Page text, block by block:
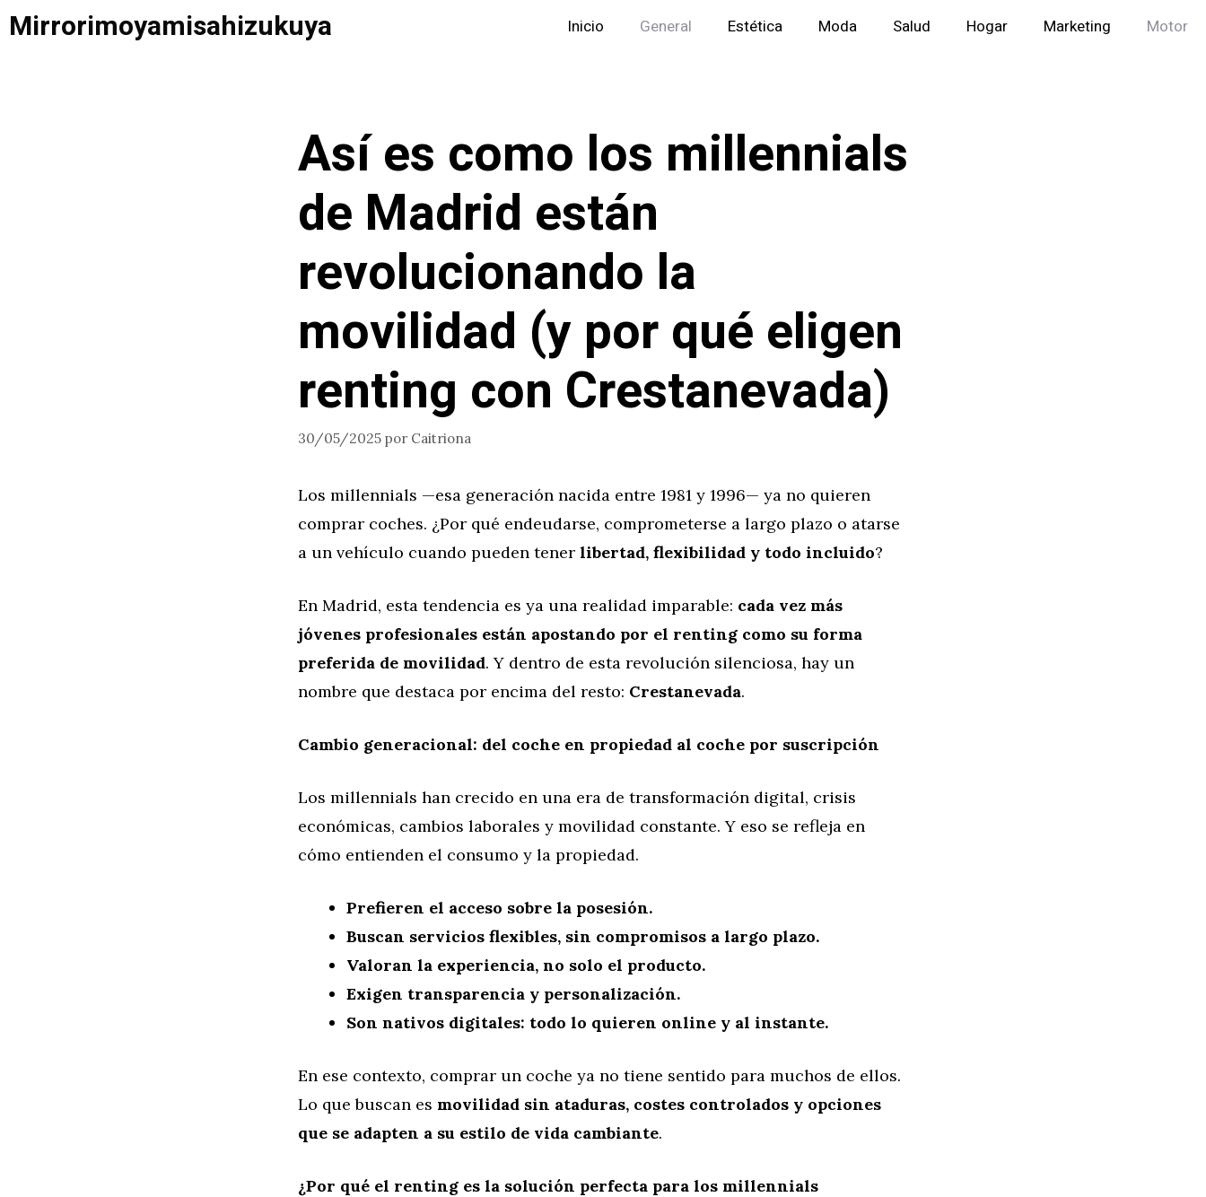
Saltar
alMirrorimoyamisahizukuya Inicio General Estética Moda Salud Hogar Marketing Motor
Así es como los millennials
de Madrid están
revolucionando la
movilidad (y por qué eligen
renting con Crestanevada)
30/05/2025 por Caitriona
Los millennials —esa generación nacida entre 1981 y 1996— ya no quieren
comprar coches. ¿Por qué endeudarse, comprometerse a largo plazo o atarse
a un vehículo cuando pueden tener libertad, flexibilidad y todo incluido?
En Madrid, esta tendencia es ya una realidad imparable: cada vez más
jóvenes profesionales están apostando por el renting como su forma
preferida de movilidad. Y dentro de esta revolución silenciosa, hay un
nombre que destaca por encima del resto: Crestanevada.
Cambio generacional: del coche en propiedad al coche por suscripción
Los millennials han crecido en una era de transformación digital, crisis
económicas, cambios laborales y movilidad constante. Y eso se refleja en
cómo entienden el consumo y la propiedad.
Prefieren el acceso sobre la posesión.
Buscan servicios flexibles, sin compromisos a largo plazo.
Valoran la experiencia, no solo el producto.
Exigen transparencia y personalización.
Son nativos digitales: todo lo quieren online y al instante.
En ese contexto, comprar un coche ya no tiene sentido para muchos de ellos.
Lo que buscan es movilidad sin ataduras, costes controlados y opciones
que se adapten a su estilo de vida cambiante.
¿Por qué el renting es la solución perfecta para los millennials